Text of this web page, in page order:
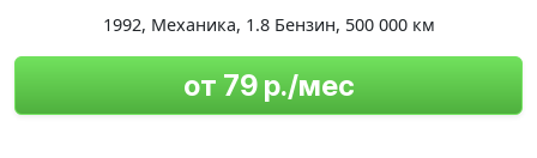
1992, Механика, 1.8 Бензин, 500 000 км
от 79 р./мес